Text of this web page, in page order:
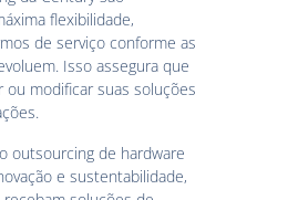
flexibilidade,
de serviço conforme as
Isso assegura que
modificar suas soluções
outsourcing de hardware
e sustentabilidade,